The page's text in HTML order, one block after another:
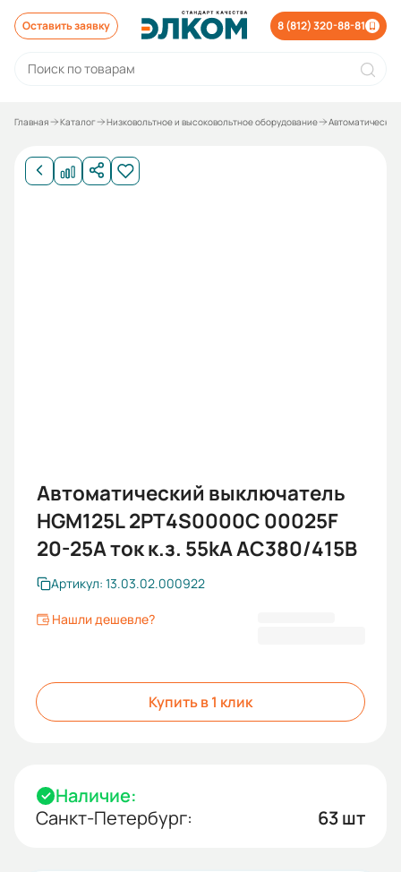
Оставить заявку 8 (812) 320-88-81
Главная Каталог Низковольтное и высоковольтное оборудование
Автоматический выключатель
HGM125L 2PT4S0000C 00025F
20-25A ток к.з. 55kA AC380/415В
Артикул: 13.03.02.000922
Нашли дешевле?
Купить в 1 клик
Наличие:
Санкт-Петербург:
63 шт